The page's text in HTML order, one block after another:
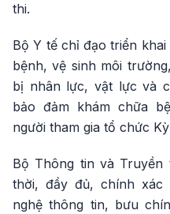
thi.
Bộ Y tế chỉ đạo triển
bệnh, vệ sinh môi
bị nhân lực, vật lực và
bảo đảm khám chữa
người tham gia tổ chức
Bộ Thông tin và
thời, đầy đủ, chính
nghệ thông tin, bưu